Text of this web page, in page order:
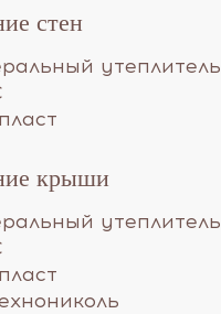
стен
утеплитель
крыши
утеплитель